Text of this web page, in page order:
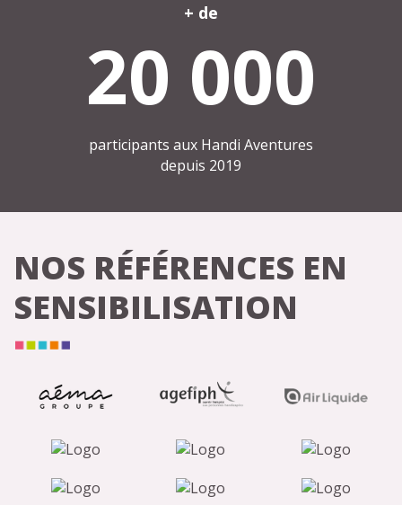
+ de
20 000
participants aux Handi Aventures
depuis 2019
NOS RÉFÉRENCES EN
SENSIBILISATION